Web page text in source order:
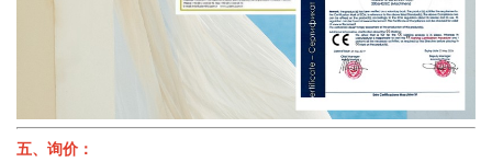
五、询价：